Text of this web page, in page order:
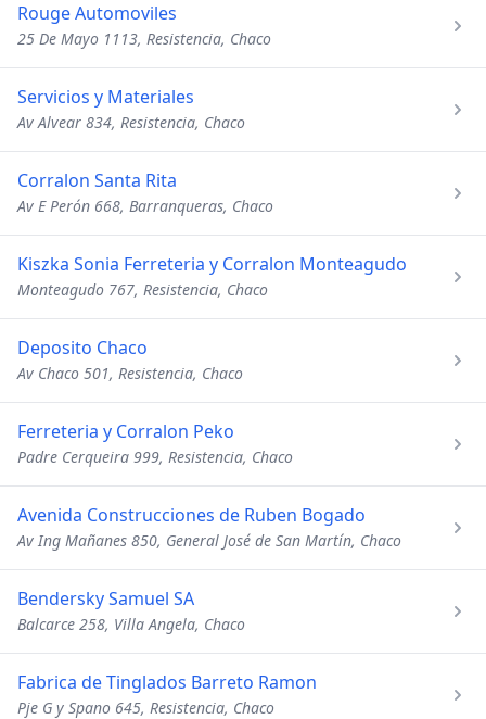
Rouge Automoviles
25 De Mayo 1113, Resistencia, Chaco
Servicios y Materiales
Av Alvear 834, Resistencia, Chaco
Corralon Santa Rita
Av E Perón 668, Barranqueras, Chaco
Kiszka Sonia Ferreteria y Corralon Monteagudo
Monteagudo 767, Resistencia, Chaco
Deposito Chaco
Av Chaco 501, Resistencia, Chaco
Ferreteria y Corralon Peko
Padre Cerqueira 999, Resistencia, Chaco
Avenida Construcciones de Ruben Bogado
Av Ing Mañanes 850, General José de San Martín, Chaco
Bendersky Samuel SA
Balcarce 258, Villa Angela, Chaco
Fabrica de Tinglados Barreto Ramon
Pje G y Spano 645, Resistencia, Chaco